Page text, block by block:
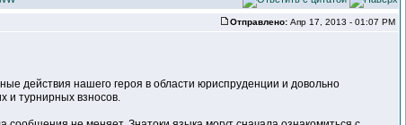
Отправлено: Апр 17, 2013 - 01:07 PM
действия нашего героя в области юриспруденции и довольно
и турнирных взносов.